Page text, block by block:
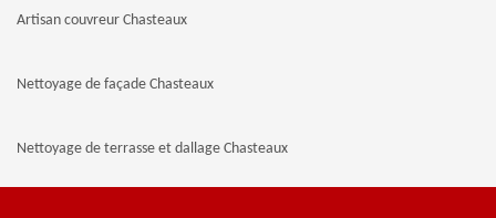
Artisan couvreur Chasteaux
Nettoyage de façade Chasteaux
Nettoyage de terrasse et dallage Chasteaux